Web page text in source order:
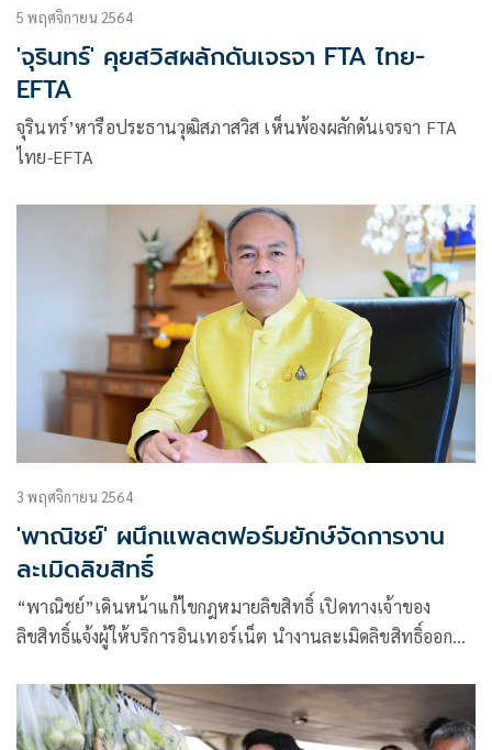
5 พฤศจิกายน 2564
'จุรินทร์' คุยสวิสผลักดันเจรจา FTA ไทย-
EFTA
จุรินทร์’หารือประธานวุฒิสภาสวิส เห็นพ้องผลักดันเจรจา FTA
ไทย-EFTA
3 พฤศจิกายน 2564
'พาณิชย์' ผนึกแพลตฟอร์มยักษ์จัดการงาน
ละเมิดลิขสิทธิ์
“พาณิชย์”เดินหน้าแก้ไขกฎหมายลิขสิทธิ์ เปิดทางเจ้าของ
ลิขสิทธิ์แจ้งผู้ให้บริการอินเทอร์เน็ต นำงานละเมิดลิขสิทธิ์ออก
ละเมิดออนไลน์ พร้อมเพิ่มบทลงโทษ